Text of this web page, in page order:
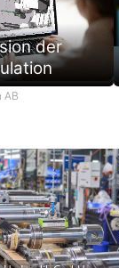
der
AB